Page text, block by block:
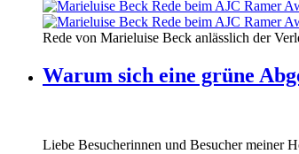
160412_ramer_award.jpg
160412_ramer_award.jpg
Rede von Marieluise Beck anlässlich der
Warum sich eine grüne
Liebe Besucherinnen und Besucher meiner